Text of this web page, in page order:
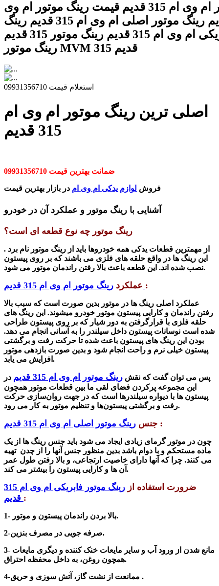
رینگ موتور ام وی ام 315 قدیم قیمت رینگ موتور ام وی
ام 315 قدیم رینگ موتور اصلی ام وی ام 315 قدیم رینگ
موتور فابریکی ام وی ام 315 قدیم رینگ موتور 315 قدیم
رینگ موتور MVM 315 قدیم
استعلام قیمت 09931356710
اصلی ترین رینگ موتور ام وی ام
315 قدیم
ضمانت بهترین قیمت 09931356710
فروش لوازم یدکی ام وی ام در بازار بهترین قیمت
آشنایی با رینگ موتور و عملکرد آن در خودرو
رینگ موتور چه نوع قطعه ای است؟
از مهمترین قطعات یدکی همه خودروها باید از رینگ موتور نام برد .
این رینگ ها در واقع حلقه های فلزی می باشند که بر روی پیستون
نصب شده اند. این قطعه باعث بالا رفتن راندمان موتور می شود .
عملکرد :
عملکرد اصلی رینگ ها در موتور بدین صورت است که سبب بالا
رفتن راندمان و کارایی پیستون موتور خودرو میشوند. این رینگ های
حلقه‌ فلزی با قرارگرفتن به دور شیار که بر روی پیستون طراحی
شده است نوسانات پیستون داخل سیلندر را به آسانی انجام می دهد.
بودن این رینگ های پیستون باعث شده تا حرکت رفت و برگشتی
پیستون خیلی نرم و راحت انجام شود و بدین صورت بازدهی موتور
افزایش می یابد.
پس می توان گفت که نقش رینگ موتور ام وی ام 315 قدیم
در
این مجموعه پرکردن فضای لقی ما بین قطعات موتور همچون
پیستون ها با دیواره سیلندرها است که در جهت روان‌سازی حرکت
رفت و برگشتی پیستون‌ها و تنظیم موتور به کار می رود.
جنس رینگ موتور اصلی ام وی ام 315 قدیم :
چون در موتور گرمای زیادی ایجاد می شود باید جنس رینگ ها از یک
ماده مستحکم و با دوام باشد بدین منظور جنس آنها را
از چدن تهیه
می کنند. چرا که آنها دارای خاصیت ارتجاعی، و بالا رفتن طول عمر
آن ها و کارایی پیستون را بیشتر می کند.
ضرورت استفاده از
رینگ موتور فابریکی ام وی ام 315
:
1- بالا بردن راندمان پیستون و موتور.
2- صرفه جویی در مصرف بنزین.
3- مانع شدن از ورود آب و سایر مایعات خنک کننده‌ و دیگری مایعات
همچون روغن، به داخل محفظه‌ احتراق.
4- ممانعت از نشت گاز، آتش سوزی و حریق .